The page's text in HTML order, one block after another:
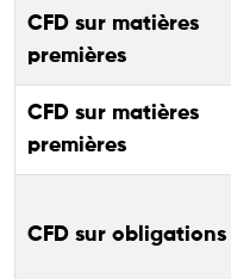
CFD sur matières
premières
CFD sur matières
premières
CFD sur obligations